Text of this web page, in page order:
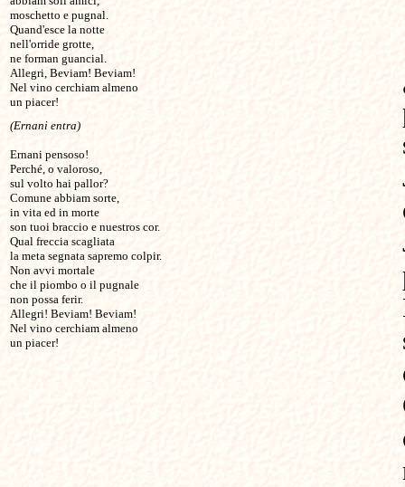
moschetto e pugnal.
Quand'esce la notte
nell'orride grotte,
ne forman guancial.
Allegri, Beviam! Beviam!
Nel vino cerchiam almeno
un piacer!
(Ernani entra)
Ernani pensoso!
Perché, o valoroso,
sul volto hai pallor?
Comune abbiam sorte,
in vita ed in morte
son tuoi braccio e nuestros cor.
Qual freccia scagliata
la meta segnata sapremo colpir.
Non avvi mortale
che il piombo o il pugnale
non possa ferir.
Allegri! Beviam! Beviam!
Nel vino cerchiam almeno
un piacer!